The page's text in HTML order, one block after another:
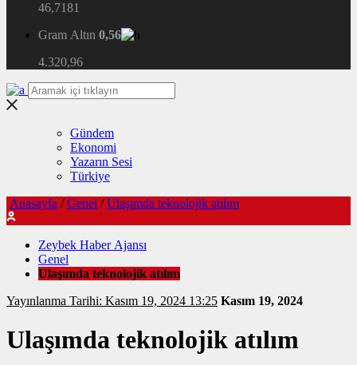
46,7181
Gram Altın 0,56
4.320,96
Gündem
Ekonomi
Yazarın Sesi
Türkiye
Anasayfa / Genel / Ulaşımda teknolojik atılım
Zeybek Haber Ajansı
Genel
Ulaşımda teknolojik atılım
Yayınlanma Tarihi: Kasım 19, 2024 13:25 Kasım 19, 2024
Ulaşımda teknolojik atılım